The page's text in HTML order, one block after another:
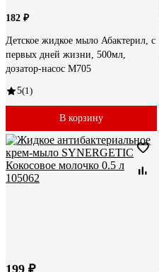
182 ₽
Детское жидкое мыло Абактерил, с
первых дней жизни, 500мл,
дозатор-насос М705
5(1)
В корзину
199 ₽